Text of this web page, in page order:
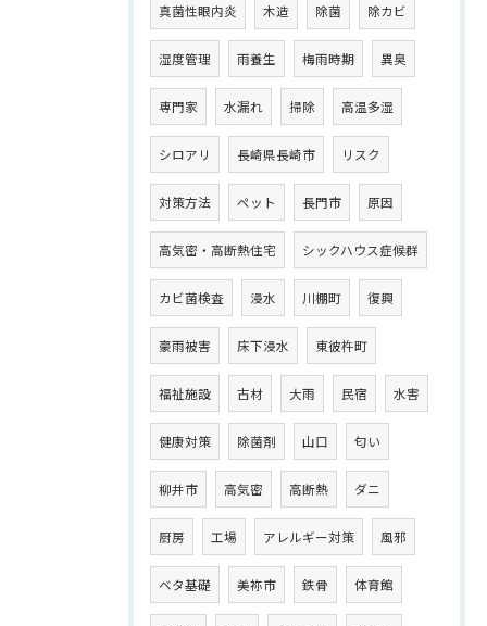
真菌性眼内炎 木造 除菌 除カビ
湿度管理 雨養生 梅雨時期 異臭
専門家 水漏れ 掃除 高温多湿
シロアリ 長崎県長崎市 リスク
対策方法 ペット 長門市 原因
高気密・高断熱住宅 シックハウス症候群
カビ菌検査 浸水 川棚町 復興
豪雨被害 床下浸水 東彼杵町
福祉施設 古材 大雨 民宿 水害
健康対策 除菌剤 山口 匂い
柳井市 高気密 高断熱 ダニ
厨房 工場 アレルギー対策 風邪
ベタ基礎 美祢市 鉄骨 体育館